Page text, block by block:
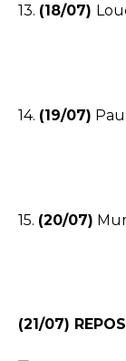
13. (18/07)
14. (19/07)
15. (20/07)
(21/07) REPOS